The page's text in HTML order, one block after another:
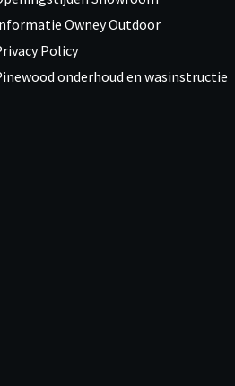
Owney Outdoor
Policy
onderhoud en wasinstructie